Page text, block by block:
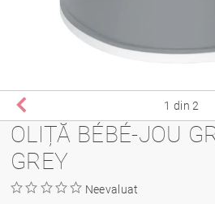
1 din 2
OLIȚĂ BÉBÉ-JOU
GREY
Neevaluat